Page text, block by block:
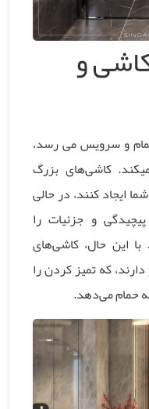
و
و سرویس می رسد،
کاشی‌های بزرگ
ایجاد کنند، در حالی
و جزئیات را
این حال، کاشی‌های
که تمیز کردن را
حمام می‌دهد.